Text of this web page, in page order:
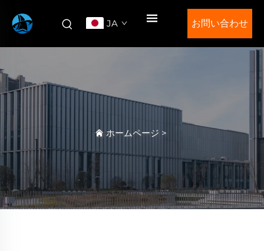
JA お問い合わせ
ホームページ >